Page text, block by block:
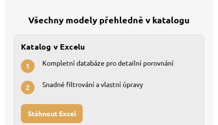
Všechny modely přehledně v katalogu
Katalog v Excelu
1 Kompletní databáze pro detailní porovnání
2 Snadné filtrování a vlastní úpravy
Stáhnout Excel